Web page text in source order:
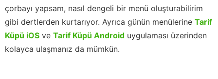
çorbayı yapsam, nasıl dengeli bir menü oluşturabilirim
gibi dertlerden kurtarıyor. Ayrıca günün menülerine Tarif
Küpü iOS ve Tarif Küpü Android uygulaması üzerinden
kolayca ulaşmanız da mümkün.